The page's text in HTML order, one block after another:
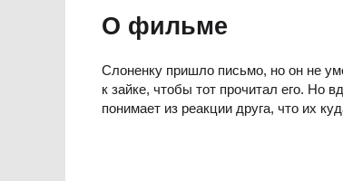
О фильме
Слоненку пришло письмо, но он не
к зайке, чтобы тот прочитал его. Но
понимает из реакции друга, что их